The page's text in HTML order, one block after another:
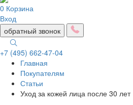
0 Корзина
Вход
обратный звонок
+7 (495) 662-47-04
Главная
Покупателям
Статьи
Уход за кожей лица после 30 лет